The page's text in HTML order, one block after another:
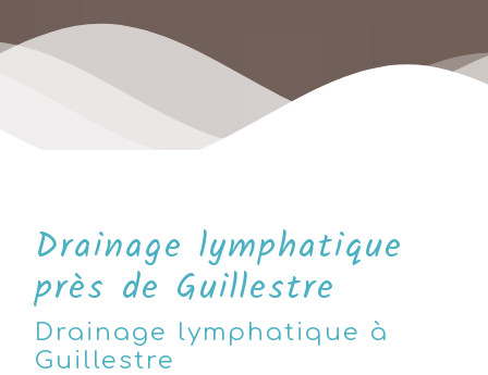
Drainage lymphatique
près de Guillestre
Drainage lymphatique à
Guillestre